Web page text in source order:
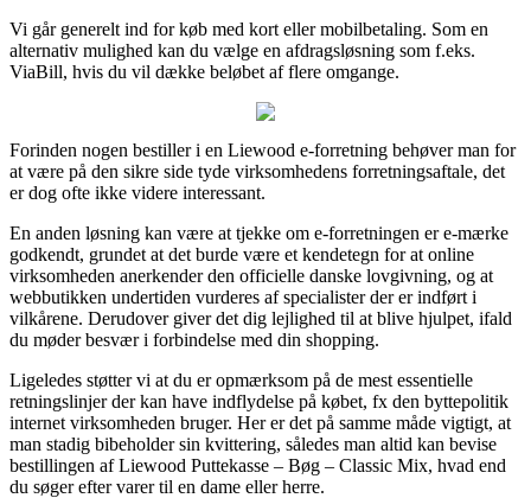
Vi går generelt ind for køb med kort eller mobilbetaling. Som en
alternativ mulighed kan du vælge en afdragsløsning som f.eks.
ViaBill, hvis du vil dække beløbet af flere omgange.
Forinden nogen bestiller i en Liewood e-forretning behøver man for
at være på den sikre side tyde virksomhedens forretningsaftale, det
er dog ofte ikke videre interessant.
En anden løsning kan være at tjekke om e-forretningen er e-mærke
godkendt, grundet at det burde være et kendetegn for at online
virksomheden anerkender den officielle danske lovgivning, og at
webbutikken undertiden vurderes af specialister der er indført i
vilkårene. Derudover giver det dig lejlighed til at blive hjulpet, ifald
du møder besvær i forbindelse med din shopping.
Ligeledes støtter vi at du er opmærksom på de mest essentielle
retningslinjer der kan have indflydelse på købet, fx den byttepolitik
internet virksomheden bruger. Her er det på samme måde vigtigt, at
man stadig bibeholder sin kvittering, således man altid kan bevise
bestillingen af Liewood Puttekasse – Bøg – Classic Mix, hvad end
du søger efter varer til en dame eller herre.